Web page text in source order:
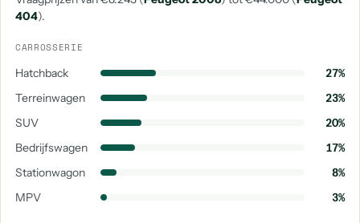
404).
CARROSSERIE
Hatchback
27%
Terreinwagen
23%
SUV
20%
Bedrijfswagen
17%
Stationwagon
8%
MPV
3%